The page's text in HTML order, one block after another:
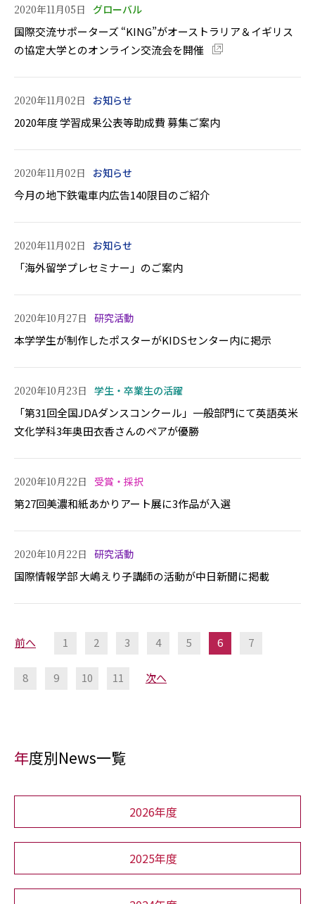
2020年11月05日 グローバル
国際交流サポーターズ “KING”がオーストラリア＆イギリス
の協定大学とのオンライン交流会を開催
2020年11月02日 お知らせ
2020年度 学習成果公表等助成費 募集ご案内
2020年11月02日 お知らせ
今月の地下鉄電車内広告140限目のご紹介
2020年11月02日 お知らせ
「海外留学プレセミナー」のご案内
2020年10月27日 研究活動
本学学生が制作したポスターがKIDSセンター内に掲示
2020年10月23日 学生・卒業生の活躍
「第31回全国JDAダンスコンクール」一般部門にて英語英米
文化学科3年奥田衣香さんのペアが優勝
2020年10月22日 受賞・採択
第27回美濃和紙あかりアート展に3作品が入選
2020年10月22日 研究活動
国際情報学部 大嶋えり子講師の活動が中日新聞に掲載
前へ 1 2 3 4 5 6 7
8 9 10 11 次へ
年度別News一覧
2026年度
2025年度